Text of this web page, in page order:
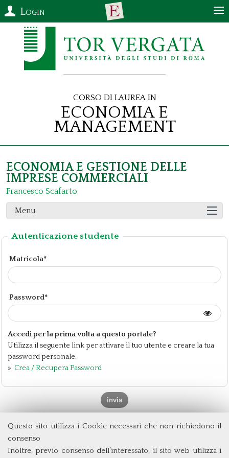
Questo sito utilizza i Cookie necessari che non richiedono il
consenso
Inoltre, previo consenso dell’interessato, il sito web utilizza i
Login
Corso di Laurea in
Economia e
Management
ECONOMIA E GESTIONE DELLE
IMPRESE COMMERCIALI
Francesco Scafarto
Menu
Autenticazione studente
Matricola*
Password*
Accedi per la prima volta a questo portale?
Utilizza il seguente link per attivare il tuo utente e creare la tua
password personale.
» Crea / Recupera Password
Università degli Studi di Roma Tor Vergata